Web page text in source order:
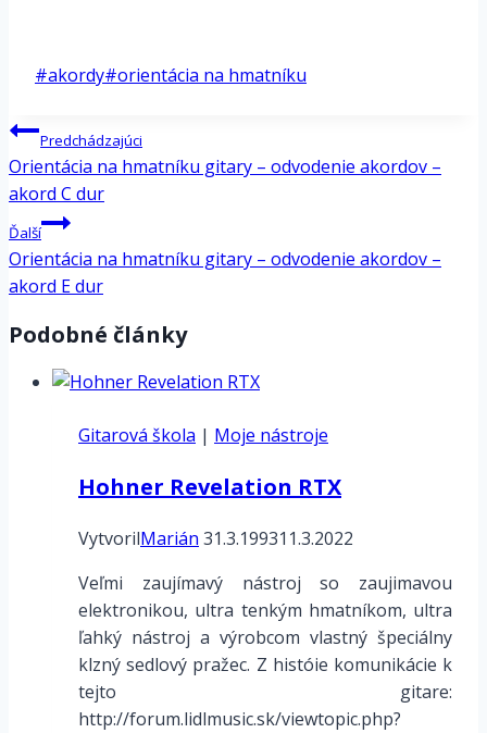
Post
#akordy#orientácia na hmatníku
Navigácia
v
článku
Predchádzajúci
Orientácia na hmatníku gitary – odvodenie akordov –
akord C dur
Ďalší
Orientácia na hmatníku gitary – odvodenie akordov –
akord E dur
Podobné články
Gitarová škola | Moje nástroje
Hohner Revelation RTX
VytvorilMarián 31.3.199311.3.2022
Veľmi zaujímavý nástroj so zaujimavou
elektronikou, ultra tenkým hmatníkom, ultra
ľahký nástroj a výrobcom vlastný špeciálny
klzný sedlový pražec. Z históie komunikácie k
tejto gitare:
http://forum.lidlmusic.sk/viewtopic.php?